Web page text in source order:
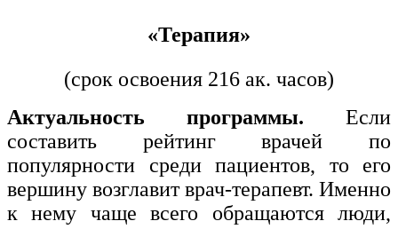
Ядерная энергетика и технологии
Культура и спорт
Физкультура и спорт
«Терапия»
(срок освоения 216 ак. часов)
Актуальность программы. Если
составить рейтинг врачей по
популярности среди пациентов, то его
вершину возглавит врач-терапевт. Именно
к нему чаще всего обращаются люди,